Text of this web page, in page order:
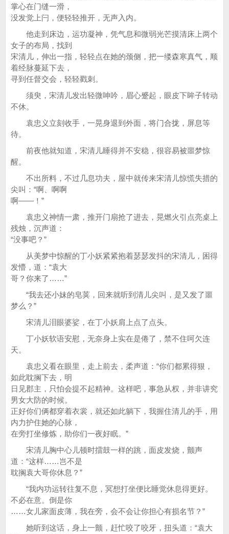
掌心在门缝一滑，
没发觉上闩，便轻轻推开，无声入内。
他走到床边，运功凝神，凭气息和微弱光芒摸清床上两个
女子的布局，找到
宋清儿，伸出一指，轻轻点在她的颈侧，把一缕森寒真气，顺
着经脉蔓延下去，
寻到任督交会，轻轻戳刺。
须臾，宋清儿发出轻微呻吟，眉心蹙起，眼皮下眸子转动
不休。
袁忠义立刻收手，一晃身退到外面，将门合拢，屏息等
待。
前夜他就知道，宋清儿睡得并不安稳，很容易被噩梦惊
醒。
不出所料，不过几息功夫，屋中就传来宋清儿惊慌失措的
尖叫：“啊、啊啊
啊——！”
袁忠义神情一肃，推开门扇抢了进去，晃燃火引点亮桌上
残烛，沉声道：
“没事吧？”
从美梦中惊醒的丁小妖紧紧抱着瑟瑟发抖的宋清儿，困得
发懵，道：“袁大
哥？你来了……”
“我去还小妹的皂荚，回来就听到清儿尖叫，是又发了噩
梦么？”
宋清儿泪眼婆娑，在丁小妖肩上点了点头。
丁小妖软语安慰，无奈身上实在是倦了，禁不住呵欠连
天。
袁忠义看在眼里，走上前去，柔声道：“你们都累得狠，
如此耽搁下去，明
日见郡主，只怕会提不起精神。这样吧，事急从权，并非讲究
男女大防的时候。
正好你们俩都穿着衣裳，就还如此躺下，我握住清儿的手，用
内力护住她的心脉，
在旁打坐修炼，助你们一夜好眠。”
宋清儿胸中心儿顿时擂鼓一样的跳，面皮发烧，颤声
道：“这样……岂不是
耽搁袁大哥你休息？”
“我内功运转往复不息，冥想打坐便比睡觉休息得更好。
不必在意。倒是你
……女儿家面皮薄，我在旁，会不会让你担心有损名节？”
她听到这话，身上一颤，赶忙咬了咬牙，扭头道：“袁大